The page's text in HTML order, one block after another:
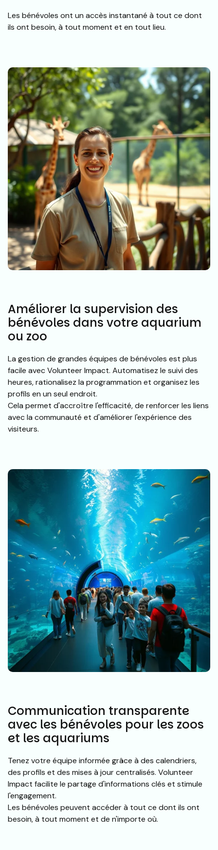
Les bénévoles ont un accès instantané à tout ce dont
ils ont besoin, à tout moment et en tout lieu.
Améliorer la supervision des
bénévoles dans votre aquarium
ou zoo
La gestion de grandes équipes de bénévoles est plus
facile avec Volunteer Impact. Automatisez le suivi des
heures, rationalisez la programmation et organisez les
profils en un seul endroit.
Cela permet d'accroître l'efficacité, de renforcer les liens
avec la communauté et d'améliorer l'expérience des
visiteurs.
Communication transparente
avec les bénévoles pour les zoos
et les aquariums
Tenez votre équipe informée grâce à des calendriers,
des profils et des mises à jour centralisés. Volunteer
Impact facilite le partage d'informations clés et stimule
l'engagement.
Les bénévoles peuvent accéder à tout ce dont ils ont
besoin, à tout moment et de n'importe où.